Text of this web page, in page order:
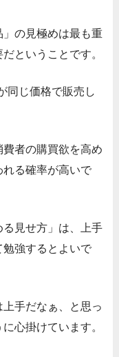
の見極めは最も重
ということです。
同じ価格で販売し
者の購買欲を高め
れる確率が高いで
見せ方」は、上手
強するとよいで
手だなぁ、と思っ
心掛けています。